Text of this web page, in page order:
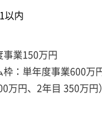
以内
事業150万円
枠：単年度事業600万
万円、2年目 350万円）